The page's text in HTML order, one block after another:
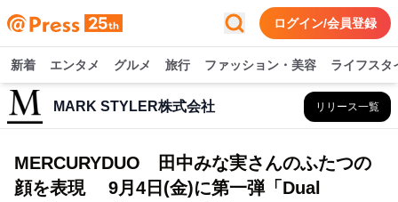
ログイン/会員登録
新着 エンタメ グルメ 旅行 ファッション・美容 ライフスタ
MARK STYLER株式会社 リリース一覧
MERCURYDUO 田中みな実さんのふたつの
顔を表現 9月4日(金)に第一弾「Dual